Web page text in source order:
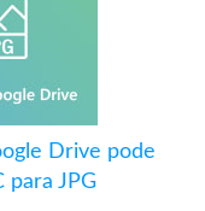
Drive pode
para JPG